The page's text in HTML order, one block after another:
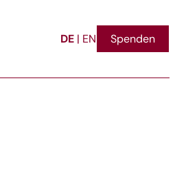
DE | EN Spenden